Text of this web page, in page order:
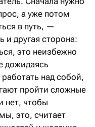
а уже потом
в путь, —
и другая сторона:
это неизбежно
дожидаясь
над собой,
пройти сложные
нет, чтобы
это, считает